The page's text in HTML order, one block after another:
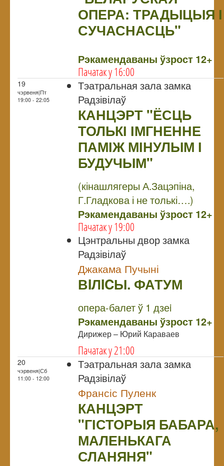
ОПЕРА: ТРАДЫЦЫЯ І
СУЧАСНАСЦЬ"
Рэкамендаваны ўзрост 12+
Пачатак у 16:00
19
чэрвеня|Пт
19:00 - 22:05
Тэатральная зала замка
Радзівілаў
КАНЦЭРТ "ЁСЦЬ
ТОЛЬКІ ІМГНЕННЕ
ПАМІЖ МІНУЛЫМ І
БУДУЧЫМ"
(кінашлягеры А.Зацэпіна,
Г.Гладкова і не толькі….)
Рэкамендаваны ўзрост 12+
Пачатак у 19:00
Цэнтральны двор замка
Радзівілаў
Джакама Пучыні
ВIЛICЫ. ФАТУМ
опера-балет ў 1 дзеi
Рэкамендаваны ўзрост 12+
Дирижер – Юрий Караваев
Пачатак у 21:00
20
чэрвеня|Сб
11:00 - 12:00
Тэатральная зала замка
Радзівілаў
Франсіс Пуленк
КАНЦЭРТ
"ГІСТОРЫЯ БАБАРА,
МАЛЕНЬКАГА
СЛАНЯНЯ"